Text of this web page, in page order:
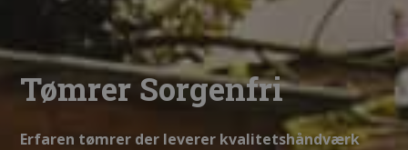
Tømrer Sorgenfri
Erfaren tømrer der leverer kvalitetshåndværk